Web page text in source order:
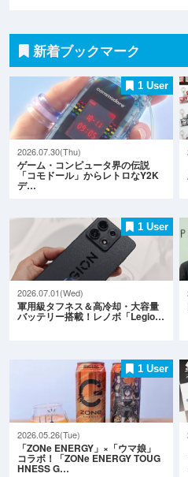
新着ブックマーク
1 User
2026.07.30(Thu)
ゲーム・コンピュータ界の伝説
「コモドール」からレトロなY2K
デ…
1 User
2026.07.01(Wed)
軍用級タフネス＆高冷却・大容量
バッテリー搭載！レノボ「Legio…
1 User
2026.05.26(Tue)
「ZONe ENERGY」×「ウマ娘」
コラボ！「ZONe ENERGY TOUG
HNESS G…